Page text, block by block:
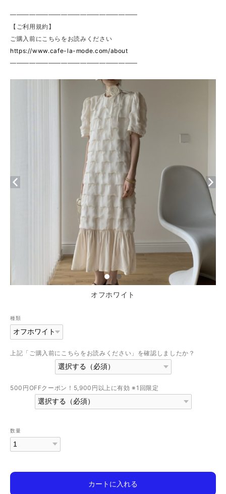
————————————————————
【ご利用規約】
ご購入前にこちらをお読みください
https://www.cafe-la-mode.com/about
————————————————————
オフホワイト
種類
上記「ご購入前にこちらをお読みください」を確認しましたか？
500円OFFクーポン！5,900円以上に有効 ※1回限定
数量
カートに入れる